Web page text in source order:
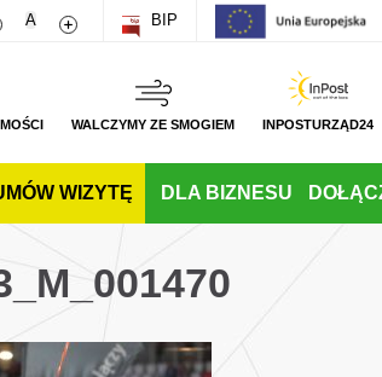
Zmniejsz rozmiar czcionki
A Zwiększ rozmiar czcionki
BIP
WALCZYMY ZE SMOGIEM INPOSTURZĄD24
WIZYTĘ DLA BIZNESU